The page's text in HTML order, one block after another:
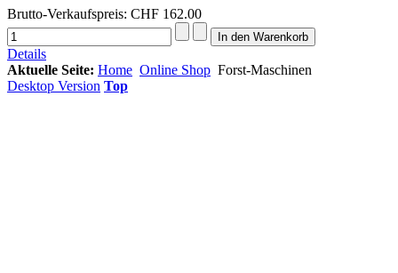
Brutto-Verkaufspreis: CHF 162.00
Details
Aktuelle Seite: Home Online Shop Forst-Maschinen
Desktop Version Top